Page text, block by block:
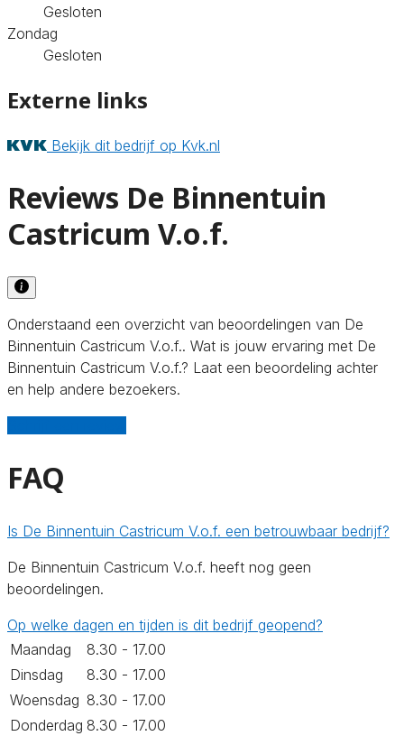
Gesloten
Zondag
Gesloten
Externe links
Bekijk dit bedrijf op Kvk.nl
Reviews De Binnentuin
Castricum V.o.f.
Onderstaand een overzicht van beoordelingen van De
Binnentuin Castricum V.o.f.. Wat is jouw ervaring met De
Binnentuin Castricum V.o.f.? Laat een beoordeling achter
en help andere bezoekers.
FAQ
Is De Binnentuin Castricum V.o.f. een betrouwbaar bedrijf?
De Binnentuin Castricum V.o.f. heeft nog geen
beoordelingen.
Op welke dagen en tijden is dit bedrijf geopend?
Maandag
8.30 - 17.00
Dinsdag
8.30 - 17.00
Woensdag 8.30 - 17.00
Donderdag 8.30 - 17.00